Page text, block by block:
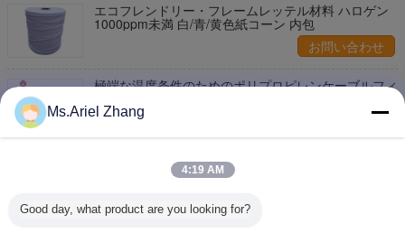
エコフレンドリー・フレームレッテル材料 ハロゲン
1000ppm未満 白/青/黄色紙コーン 内包
お問い合わせ
極端な温度条件のためのポリプロピレンケーブルフィ
環境に優しいソリューションのための炎阻害物質 環
境に優しいAoi 32
Ms.Ariel Zhang
4:19 AM
Good day, what product are you looking for?